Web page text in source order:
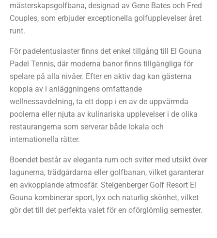
mästerskapsgolfbana, designad av Gene Bates och Fred
Couples, som erbjuder exceptionella golfupplevelser året
runt.
För padelentusiaster finns det enkel tillgång till El Gouna
Padel Tennis, där moderna banor finns tillgängliga för
spelare på alla nivåer. Efter en aktiv dag kan gästerna
koppla av i anläggningens omfattande
wellnessavdelning, ta ett dopp i en av de uppvärmda
poolerna eller njuta av kulinariska upplevelser i de olika
restaurangerna som serverar både lokala och
internationella rätter.
Boendet består av eleganta rum och sviter med utsikt över
lagunerna, trädgårdarna eller golfbanan, vilket garanterar
en avkopplande atmosfär. Steigenberger Golf Resort El
Gouna kombinerar sport, lyx och naturlig skönhet, vilket
gör det till det perfekta valet för en oförglömlig semester.